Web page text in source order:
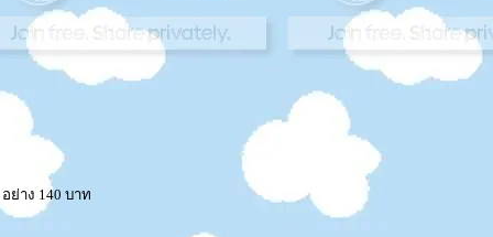
ย่าง 140 บาท